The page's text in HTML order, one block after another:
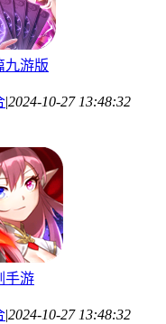
九游版
|2024-10-27 13:48:32
手游
|2024-10-27 13:48:32